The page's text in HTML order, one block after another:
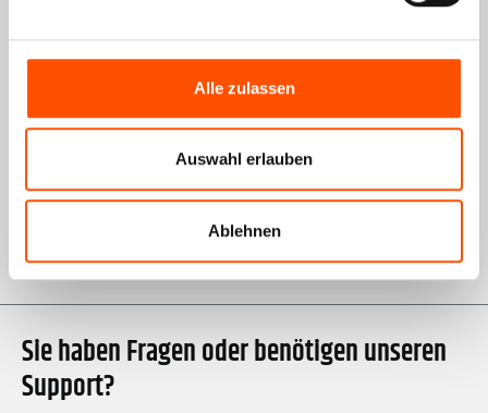
Alle zulassen
Auswahl erlauben
Ablehnen
Informationen
AGB Shop
Datenschutz
Sie haben Fragen oder benötigen unseren
Support?